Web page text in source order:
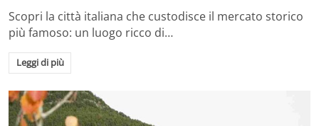
Scopri la città italiana che custodisce il mercato storico
più famoso: un luogo ricco di…
Leggi di più